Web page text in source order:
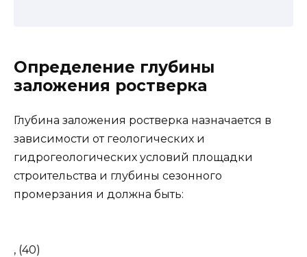
Определение глубины
заложения ростверка
Глубина заложения ростверка назначается в
зависимости от геологических и
гидрогеологических условий площадки
строительства и глубины сезонного
промерзания и должна быть:
, (40)